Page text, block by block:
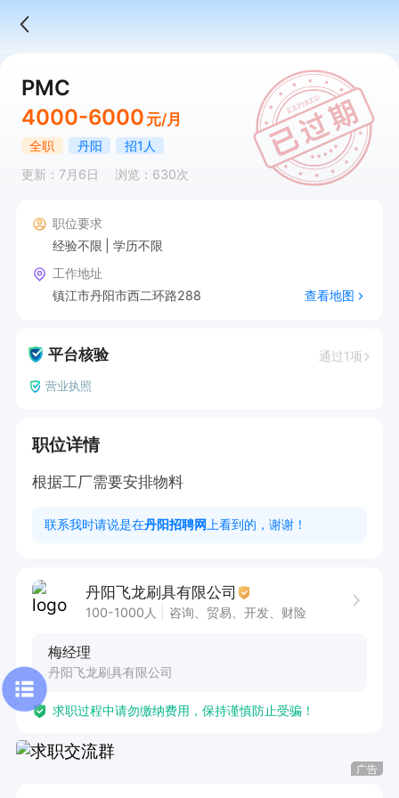
PMC
4000-6000 元/月
全职 丹阳
招1人
更新：7月6日
浏览：630次
职位要求
经验不限
学历不限
工作地址
镇江市丹阳市西二环路288
查看地图
平台核验 通过1项
营业执照
职位详情
根据工厂需要安排物料
联系我时请说是在丹阳招聘网 上看到的，谢谢！
丹阳飞龙刷具有限公司
100-1000人 咨询、贸易、开发、财险
梅经理
丹阳飞龙刷具有限公司
求职过程中请勿缴纳费用，保持谨慎防止受骗！
广告